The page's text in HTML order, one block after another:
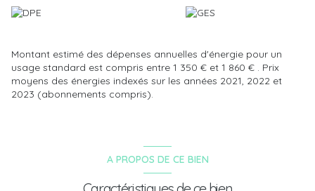
sont disponibles sur le site Géorisques :
www.georisques.gouv.fr.
Montant estimé des dépenses annuelles d'énergie pour un
usage standard est compris entre 1 350 € et 1 860 € . Prix
moyens des énergies indexés sur les années 2021, 2022 et
2023 (abonnements compris).
A PROPOS DE CE BIEN